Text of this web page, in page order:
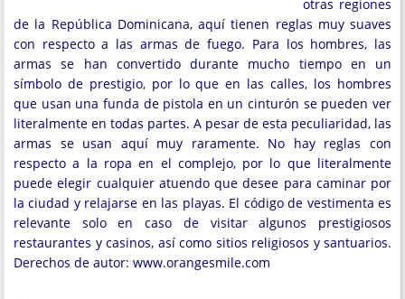
otras regiones
de la República Dominicana, aquí tienen reglas muy suaves
con respecto a las armas de fuego. Para los hombres, las
armas se han convertido durante mucho tiempo en un
símbolo de prestigio, por lo que en las calles, los hombres
que usan una funda de pistola en un cinturón se pueden ver
literalmente en todas partes. A pesar de esta peculiaridad, las
armas se usan aquí muy raramente. No hay reglas con
respecto a la ropa en el complejo, por lo que literalmente
puede elegir cualquier atuendo que desee para caminar por
la ciudad y relajarse en las playas. El código de vestimenta es
relevante solo en caso de visitar algunos prestigiosos
restaurantes y casinos, así como sitios religiosos y santuarios.
Derechos de autor: www.orangesmile.com